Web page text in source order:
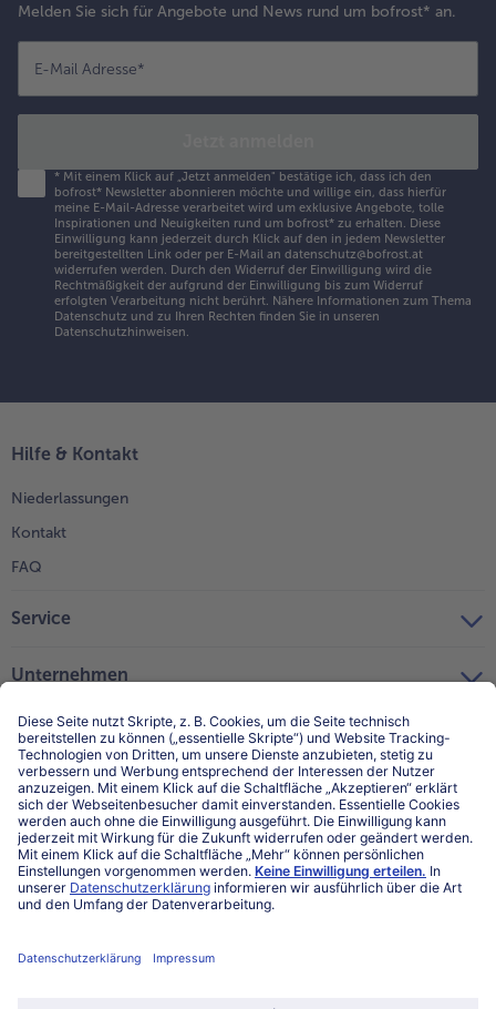
Melden Sie sich für Angebote und News rund um bofrost* an.
E-Mail Adresse*
* Mit einem Klick auf „Jetzt anmelden" bestätige ich, dass ich den
bofrost* Newsletter abonnieren möchte und willige ein, dass hierfür
meine E-Mail-Adresse verarbeitet wird um exklusive Angebote, tolle
Inspirationen und Neuigkeiten rund um bofrost* zu erhalten. Diese
Einwilligung kann jederzeit durch Klick auf den in jedem Newsletter
bereitgestellten Link oder per E-Mail an datenschutz@bofrost.at
widerrufen werden. Durch den Widerruf der Einwilligung wird die
Rechtmäßigkeit der aufgrund der Einwilligung bis zum Widerruf
erfolgten Verarbeitung nicht berührt. Nähere Informationen zum Thema
Datenschutz und zu Ihren Rechten finden Sie in unseren
Datenschutzhinweisen.
Hilfe & Kontakt
Niederlassungen
Kontakt
FAQ
Service
Unternehmen
Über uns